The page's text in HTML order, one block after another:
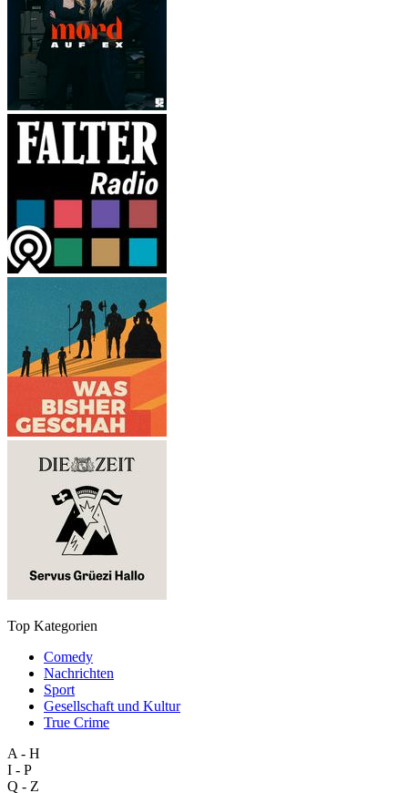
Top Kategorien
Comedy
Nachrichten
Sport
Gesellschaft und Kultur
True Crime
A - H
I - P
Q - Z